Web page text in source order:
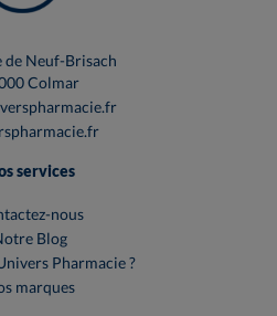
de Neuf-Brisach
Colmar
services
nous
Blog
Pharmacie ?
marques